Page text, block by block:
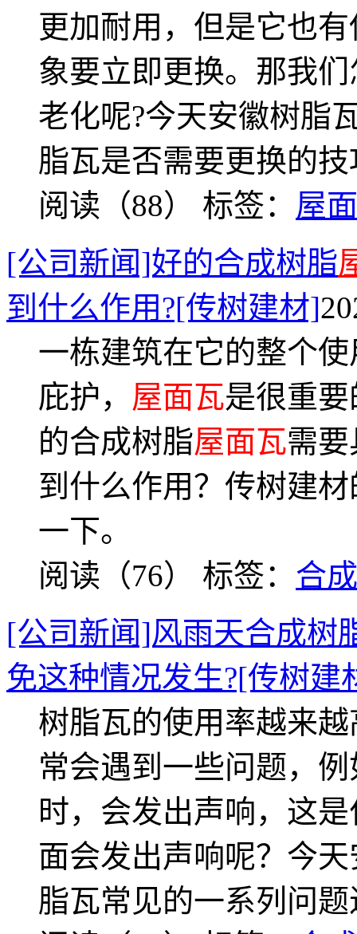
更加耐用，但是它也
象要立即更换。那我
老化呢?今天安徽树脂
脂瓦是否需要更换的技
阅读（88） 标签： 屋
[公司新闻]好的合成树脂
到什么作用?[传树建材]
一栋建筑在它的整个
庇护， 屋面瓦是很重
的合成树脂屋面瓦需
到什么作用？传树建
一下。
阅读（76） 标签： 合
[公司新闻]风雨天合成树
免这种情况发生?[传树建
树脂瓦的使用率越来
常会遇到一些问题，
时，会发出声响，这
面会发出声响呢？今
脂瓦常见的一系列问